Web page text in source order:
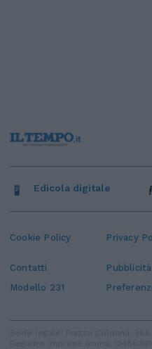
Cookie Policy Privacy
Contatti Pubblicità
Modello 231
Edicola digitale